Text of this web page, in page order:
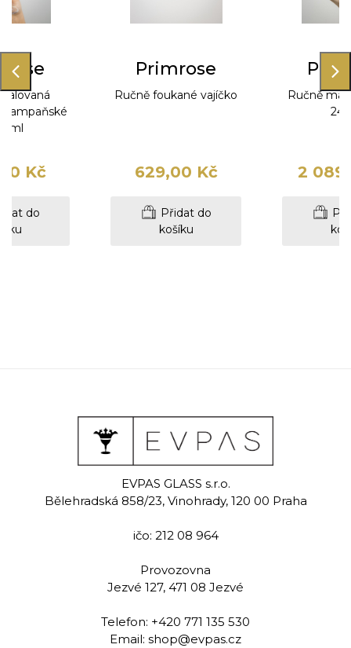
šampaňské
ml
Kč
do
Primrose
Ručně foukané vajíčko
629,00 Kč
Přidat do
košíku
Ručně
24
2
bílé víno
Tulips
Ručně malovaná
sklenice na bílé víno
949,00 Kč
košíku
sklenice
EVPAS GLASS s.r.o.
Bělehradská 858/23, Vinohrady, 120 00 Praha
ičo: 212 08 964
Provozovna
Jezvé 127, 471 08 Jezvé
Telefon: +420 771 135 530
Email: shop@evpas.cz